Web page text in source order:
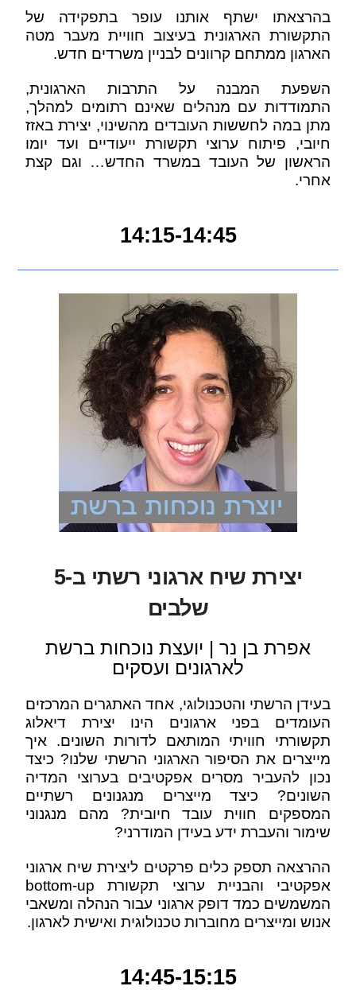
בהרצאתו ישתף אותנו עופר בתפקידה של
התקשורת הארגונית בעיצוב חוויית מעבר מטה
הארגון ממתחם קרוונים לבניין משרדים חדש.
השפעת המבנה על התרבות הארגונית,
התמודדות עם מנהלים שאינם רתומים למהלך,
מתן במה לחששות העובדים מהשינוי, יצירת באזז
חיובי, פיתוח ערוצי תקשורת ייעודיים ועד יומו
הראשון של העובד במשרד החדש… וגם קצת
אחרי.
14:15-14:45
יצירת שיח ארגוני רשתי ב-5
שלבים
אפרת בן נר | יועצת נוכחות ברשת
לארגונים ועסקים
בעידן הרשתי והטכנולוגי, אחד האתגרים המרכזים
העומדים בפני ארגונים הינו יצירת דיאלוג
תקשורתי חוויתי המותאם לדורות השונים. איך
מייצרים את הסיפור הארגוני הרשתי שלנו? כיצד
נכון להעביר מסרים אפקטיבים בערוצי המדיה
השונים? כיצד מייצרים מנגנונים רשתיים
המספקים חווית עובד חיובית? מהם מנגנוני
שימור והעברת ידע בעידן המודרני?
ההרצאה תספק כלים פרקטים ליצירת שיח ארגוני
אפקטיבי והבניית ערוצי תקשורת bottom-up
המשמשים כמד דופק ארגוני עבור הנהלה ומשאבי
אנוש ומייצרים מחוברות טכנולוגית ואישית לארגון.
14:45-15:15